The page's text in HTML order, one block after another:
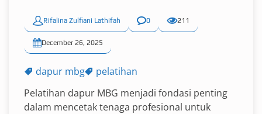
Rifalina Zulfiani Lathifah 0 211
December 26, 2025
dapur mbg
pelatihan
Pelatihan dapur MBG menjadi fondasi penting
dalam mencetak tenaga profesional untuk